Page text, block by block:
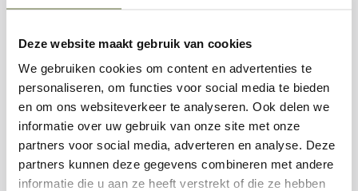
Deze website maakt gebruik van cookies
We gebruiken cookies om content en advertenties te
personaliseren, om functies voor social media te bieden
en om ons websiteverkeer te analyseren. Ook delen we
informatie over uw gebruik van onze site met onze
partners voor social media, adverteren en analyse. Deze
partners kunnen deze gegevens combineren met andere
informatie die u aan ze heeft verstrekt of die ze hebben
traditioneel op de grill bereidt, deze rub zorgt voor een
maakt.
BijSKOY Outdoor Cooking geloven we in producten die
je BBQ‑resultaten echt sterker maken. De Best Beer Can
Chicken Rub past daar perfect bij:
uitgebalanceerd en ontworpen voor iedereen die
barbecue serieus neemt.